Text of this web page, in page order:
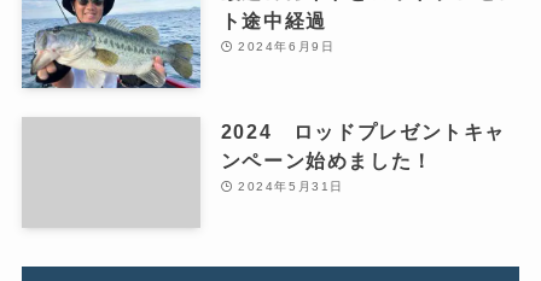
ト途中経過
2024年6月9日
2024 ロッドプレゼントキャ
ンペーン始めました！
2024年5月31日